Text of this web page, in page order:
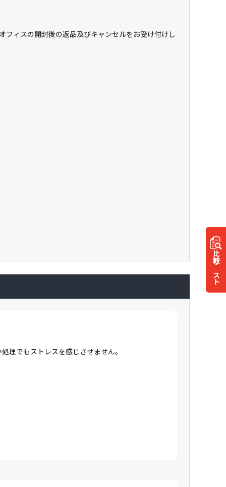
比較
リスト
ィスの開封後の返品及びキャンセルをお受け付けし
理でもストレスを感じさせません。